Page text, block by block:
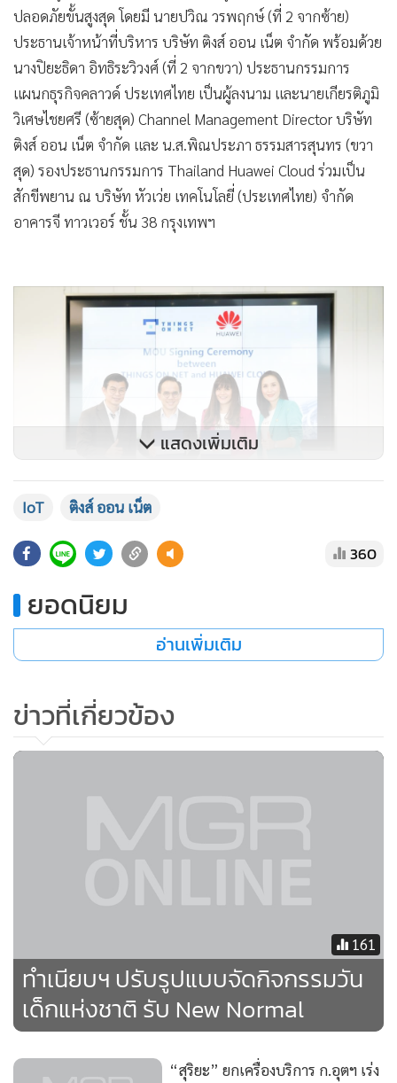
ทันสมัยครบวงจร เพื่อเสริมศักยภาพทางการแข่งขัน เพิ่มขีด
ความสามารถให้ภาคอุตสาหกรรมต่างๆ และการประกอบกิจการ
ในยุคชีวิตวิถีใหม่ (New Normal) สอดคล้องกับความมุ่งมั่นของ
ติงส์ ออน เน็ต และพันธมิตรธุรกิจที่ต้องการยกระดับ
อุตสาหกรรมสู่ความอัจฉริยะ และสอดรับกับนโยบายภาครัฐที่
ต้องการปฏิรูปประเทศไทยสู่เศรษฐกิจดิจิทัล
สำหรับบริษัท ติงส์ ออน เน็ต จำกัด นั้นเป็นผู้ให้บริการโซลูชันไอ
โอทีครบวงจรที่การันตีด้วยโครงข่ายเทคโนโลยีสื่อสารระดับโลก
บริการโซลูชันเทคโนโลยีสารสนเทศและการสื่อสาร (ICT) ชั้นนำ
ระดับโลก การร่วมลงนามบันทึกข้อตกลง (MOU) ทำให้เกิดความ
ร่วมมือเป็นพันธมิตรทางธุรกิจ เพื่อเสริมความแข็งแกร่งบริการ
โซลูชันคลาวด์ด้านการสำรองข้อมูลให้มีประสิทธิภาพมากขึ้น
ช่วยให้ผู้ใช้บริการสามารถจัดเก็บข้อมูลบนระบบคลาวด์ได้อย่าง
ปลอดภัยขั้นสูงสุด โดยมี นายปวิณ วรพฤกษ์ (ที่ 2 จากซ้าย)
ประธานเจ้าหน้าที่บริหาร บริษัท ติงส์ ออน เน็ต จำกัด พร้อมด้วย
นางปิยะธิดา อิทธิระวิวงศ์ (ที่ 2 จากขวา) ประธานกรรมการ
วิเศษไชยศรี (ซ้ายสุด) Channel Management Director บริษัท
ติงส์ ออน เน็ต จำกัด และ น.ส.พิณประภา ธรรมสารสุนทร (ขวา
สุด) รองประธานกรรมการ Thailand Huawei Cloud ร่วมเป็น
สักขีพยาน ณ บริษัท หัวเว่ย เทคโนโลยี่ (ประเทศไทย) จำกัด
อาคารจี ทาวเวอร์ ชั้น 38 กรุงเทพฯ
แสดงเพิ่มเติม
IoT ติงส์ ออน เน็ต
360
ยอดนิยม
อ่านเพิ่มเติม
ข่าวที่เกี่ยวข้อง
161
ทำเนียบฯ ปรับรูปแบบจัดกิจกรรมวัน
เด็กแห่งชาติ รับ New Normal
“สุริยะ” ยกเครื่องบริการ ก.อุตฯ เร่ง